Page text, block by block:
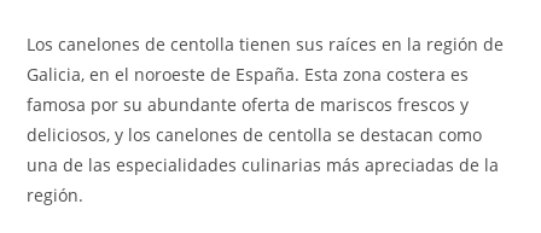
Los canelones de centolla tienen sus raíces en la región de
Galicia, en el noroeste de España. Esta zona costera es
famosa por su abundante oferta de mariscos frescos y
deliciosos, y los canelones de centolla se destacan como
una de las especialidades culinarias más apreciadas de la
región.